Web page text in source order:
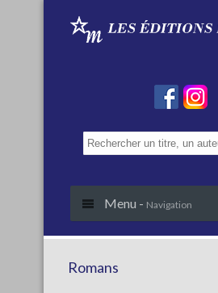
Menu - Navigation
Romans